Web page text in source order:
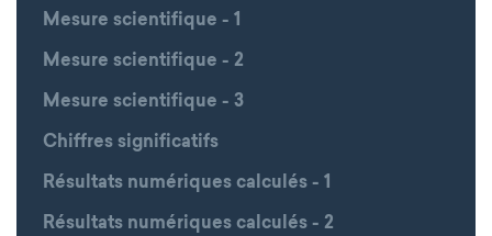
Mesure scientifique - 1
Mesure scientifique - 2
Mesure scientifique - 3
Chiffres significatifs
Résultats numériques calculés - 1
Résultats numériques calculés - 2